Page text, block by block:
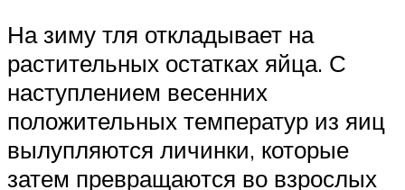
На зиму тля откладывает на
растительных остатках яйца. С
наступлением весенних
положительных температур из яиц
вылупляются личинки, которые
затем превращаются во взрослых